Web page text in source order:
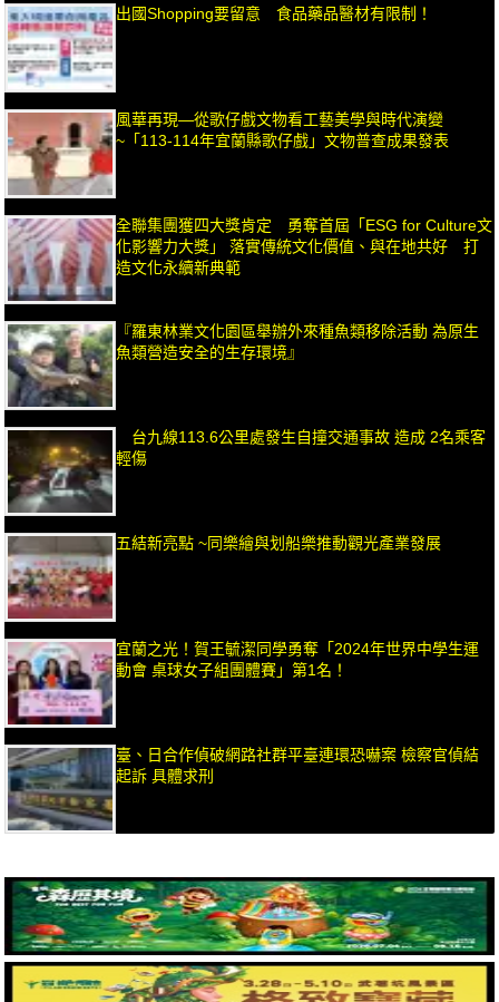
出國Shopping要留意 食品藥品醫材有限制！
風華再現—從歌仔戲文物看工藝美學與時代演變
~「113-114年宜蘭縣歌仔戲」文物普查成果發表
全聯集團獲四大獎肯定 勇奪首屆「ESG for Culture文
化影響力大獎」 落實傳統文化價值、與在地共好 打
造文化永續新典範
『羅東林業文化園區舉辦外來種魚類移除活動 為原生
魚類營造安全的生存環境』
台九線113.6公里處發生自撞交通事故 造成 2名乘客
輕傷
五結新亮點 ~同樂繪與划船樂推動觀光產業發展
宜蘭之光！賀王毓潔同學勇奪「2024年世界中學生運
動會 桌球女子組團體賽」第1名！
臺、日合作偵破網路社群平臺連環恐嚇案 檢察官偵結
起訴 具體求刑